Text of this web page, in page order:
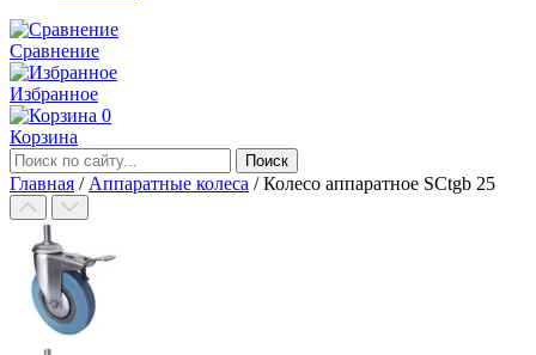
Сравнение
Избранное
0
Корзина
Главная / Аппаратные колеса /Колесо аппаратное SCtgb 25